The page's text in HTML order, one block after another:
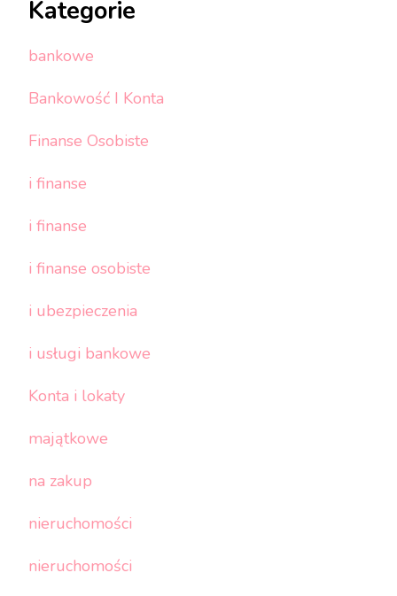
Kategorie
bankowe
Bankowość I Konta
Finanse Osobiste
i finanse
i finanse
i finanse osobiste
i ubezpieczenia
i usługi bankowe
Konta i lokaty
majątkowe
na zakup
nieruchomości
nieruchomości